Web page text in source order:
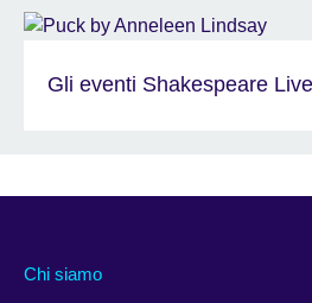
Gli eventi Shakespeare
Chi siamo